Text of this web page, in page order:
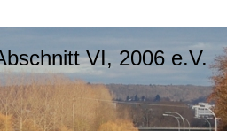
VI, 2006 e.V.